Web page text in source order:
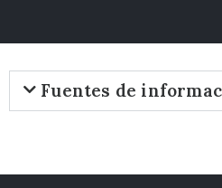
Fuentes de